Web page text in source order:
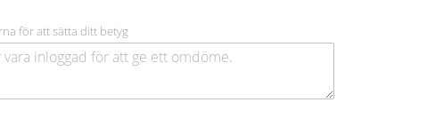
för att sätta ditt betyg